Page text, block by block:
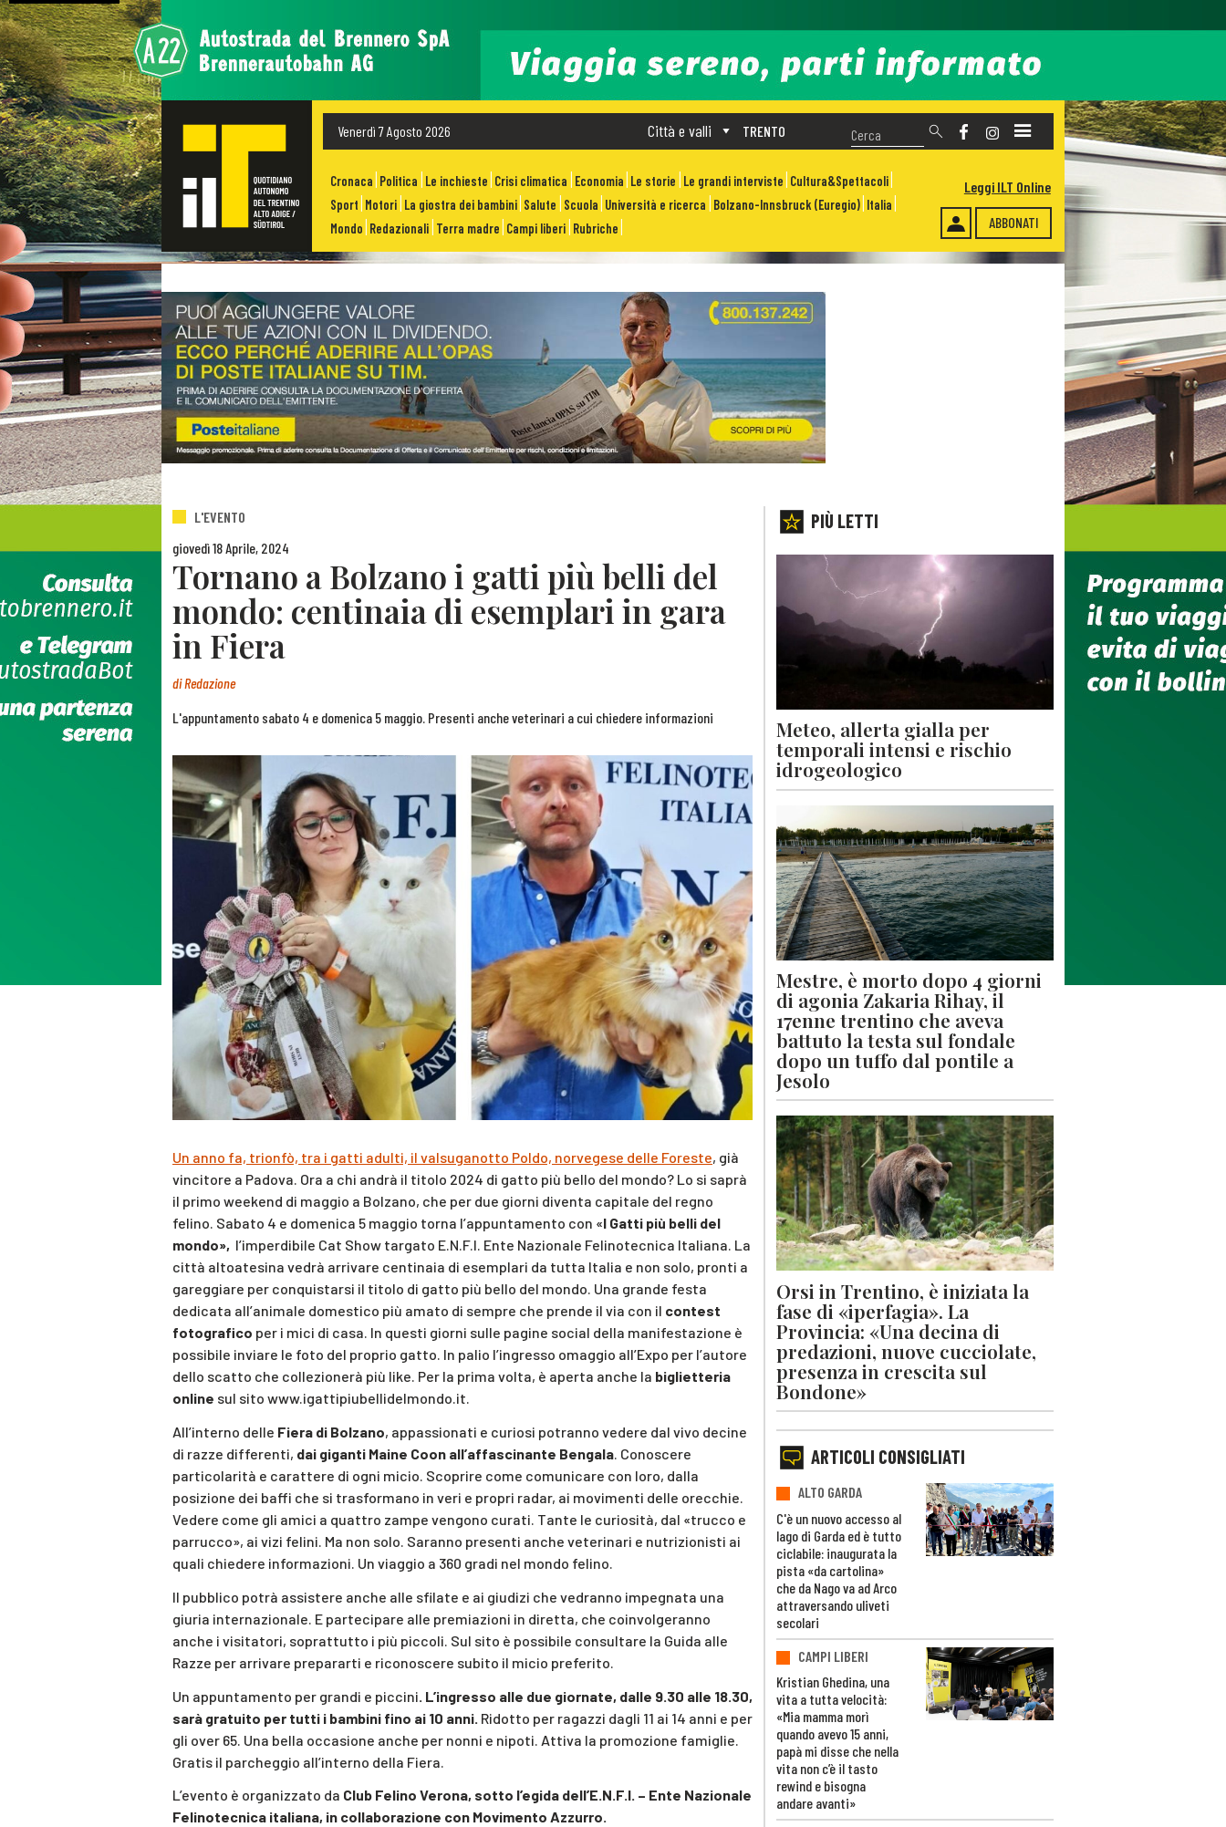
Venerdì 7 Agosto 2026 TRENTO
Città e valli
Cronaca Politica Le inchieste Crisi climatica Economia Le storie Le grandi interviste Cultura&Spettacoli
Sport Motori La giostra dei bambini Salute Scuola Università e ricerca Bolzano-Innsbruck (Euregio) Italia
Mondo Redazionali Terra madre Campi liberi Rubriche ABBONATI
Leggi ILT Online
L'EVENTO
giovedì 18 Aprile, 2024
Tornano a Bolzano i gatti più belli del
mondo: centinaia di esemplari in gara
in Fiera
diRedazione
L'appuntamento sabato 4 e domenica 5 maggio. Presenti anche veterinari a cui chiedere informazioni
Un anno fa, trionfò, tra i gatti adulti, il valsuganotto Poldo, norvegese delle Foreste, già
vincitore a Padova. Ora a chi andrà il titolo 2024 di gatto più bello del mondo? Lo si saprà
il primo weekend di maggio a Bolzano, che per due giorni diventa capitale del regno
felino. Sabato 4 e domenica 5 maggio torna l’appuntamento con «I Gatti più belli del
mondo», l’imperdibile Cat Show targato E.N.F.I. Ente Nazionale Felinotecnica Italiana. La
città altoatesina vedrà arrivare centinaia di esemplari da tutta Italia e non solo, pronti a
gareggiare per conquistarsi il titolo di gatto più bello del mondo. Una grande festa
dedicata all’animale domestico più amato di sempre che prende il via con il contest
fotografico per i mici di casa. In questi giorni sulle pagine social della manifestazione è
possibile inviare le foto del proprio gatto. In palio l’ingresso omaggio all’Expo per l’autore
dello scatto che collezionerà più like. Per la prima volta, è aperta anche la biglietteria
online sul sito www.igattipiubellidelmondo.it.
All’interno delle Fiera di Bolzano, appassionati e curiosi potranno vedere dal vivo decine
di razze differenti, dai giganti Maine Coon all’affascinante Bengala. Conoscere
particolarità e carattere di ogni micio. Scoprire come comunicare con loro, dalla
posizione dei baffi che si trasformano in veri e propri radar, ai movimenti delle orecchie.
Vedere come gli amici a quattro zampe vengono curati. Tante le curiosità, dal «trucco e
parrucco», ai vizi felini. Ma non solo. Saranno presenti anche veterinari e nutrizionisti ai
quali chiedere informazioni. Un viaggio a 360 gradi nel mondo felino.
Il pubblico potrà assistere anche alle sfilate e ai giudizi che vedranno impegnata una
giuria internazionale. E partecipare alle premiazioni in diretta, che coinvolgeranno
anche i visitatori, soprattutto i più piccoli. Sul sito è possibile consultare la Guida alle
Razze per arrivare prepararti e riconoscere subito il micio preferito.
Un appuntamento per grandi e piccini . L’ingresso alle due giornate, dalle 9.30 alle 18.30,
sarà gratuito per tutti i bambini fino ai 10 anni. Ridotto per ragazzi dagli 11 ai 14 anni e per
gli over 65. Una bella occasione anche per nonni e nipoti. Attiva la promozione famiglie.
Gratis il parcheggio all’interno della Fiera.
L’evento è organizzato da Club Felino Verona, sotto l’egida dell’E.N.F.I. – Ente Nazionale
Felinotecnica italiana, in collaborazione con Movimento Azzurro.
PIÙ LETTI
Meteo, allerta gialla per
temporali intensi e rischio
idrogeologico
Mestre, è morto dopo 4 giorni
di agonia Zakaria Rihay, il
17enne trentino che aveva
battuto la testa sul fondale
dopo un tuffo dal pontile a
Jesolo
Orsi in Trentino, è iniziata la
fase di «iperfagia». La
Provincia: «Una decina di
predazioni, nuove cucciolate,
presenza in crescita sul
Bondone»
ARTICOLI CONSIGLIATI
ALTO GARDA
C'è un nuovo accesso al
lago di Garda ed è tutto
ciclabile: inaugurata la
pista «da cartolina»
che da Nago va ad Arco
attraversando uliveti
secolari
CAMPI LIBERI
Kristian Ghedina, una
vita a tutta velocità:
«Mia mamma morì
quando avevo 15 anni,
papà mi disse che nella
vita non c’è il tasto
rewind e bisogna
andare avanti»